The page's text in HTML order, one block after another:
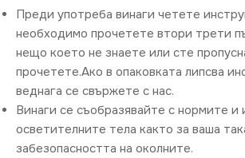
Преди употреба винаги четете
необходимо прочетете втори трети
нещо което не знаете или сте
прочетете.Ако в опаковката липсва
веднага се свържете с нас.
Винаги се съобразявайте с нормите и
осветителните тела както за ваша
забезопасността на околните.